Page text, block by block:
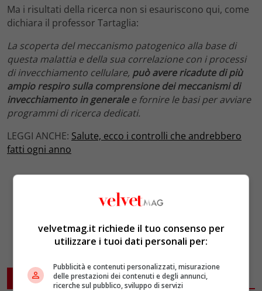
Ma i risultati della ricerca non si esauriscono qui, come
dichiara il professor Tartaglia:
La scoperta del meccanismo patogenico alla base di
questa malattia e della sua correlazione con i processi
di invecchiamento cellulare, può avere ricadute di più
ampio respiro sulla comprensione dei meccanismi di
invecchiamento in generalee fornire le basi per avviare
programmi di ricerca dedicati.
LEGGI ANCHE: Salute, ecco i controlli che andrebbero
fatti ogni anno
ARTICOLI CORRELATI
velvetmag.it richiede il tuo consenso per
utilizzare i tuoi dati personali per:
Pubblicità e contenuti personalizzati, misurazione
delle prestazioni dei contenuti e degli annunci,
ricerche sul pubblico, sviluppo di servizi